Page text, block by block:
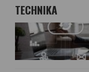
TECHNIKA